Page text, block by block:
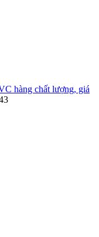
hàng chất lượng, giá